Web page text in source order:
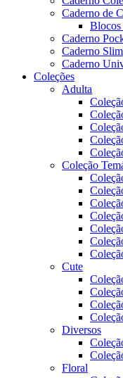
Caderno de
Caderno
Caderno Slim
Caderno
Coleções
Adulta
Coleção
Cute
Diversos
Floral